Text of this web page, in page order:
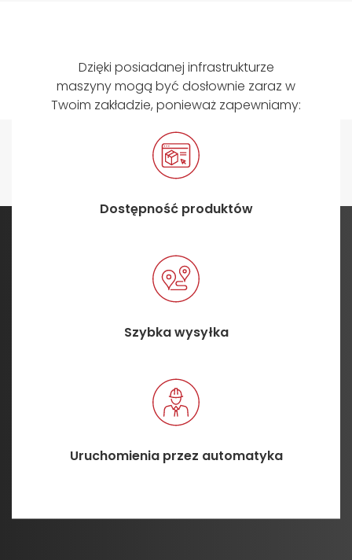
Dzięki posiadanej infrastrukturze
maszyny mogą być dosłownie zaraz w
Twoim zakładzie, ponieważ zapewniamy:
Dostępność produktów
Szybka wysyłka
Uruchomienia przez automatyka